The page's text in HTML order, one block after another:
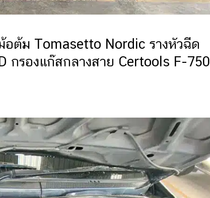
ต้ม Tomasetto Nordic รางหัวฉีด
กรองแก๊สกลางสาย Certools F-750